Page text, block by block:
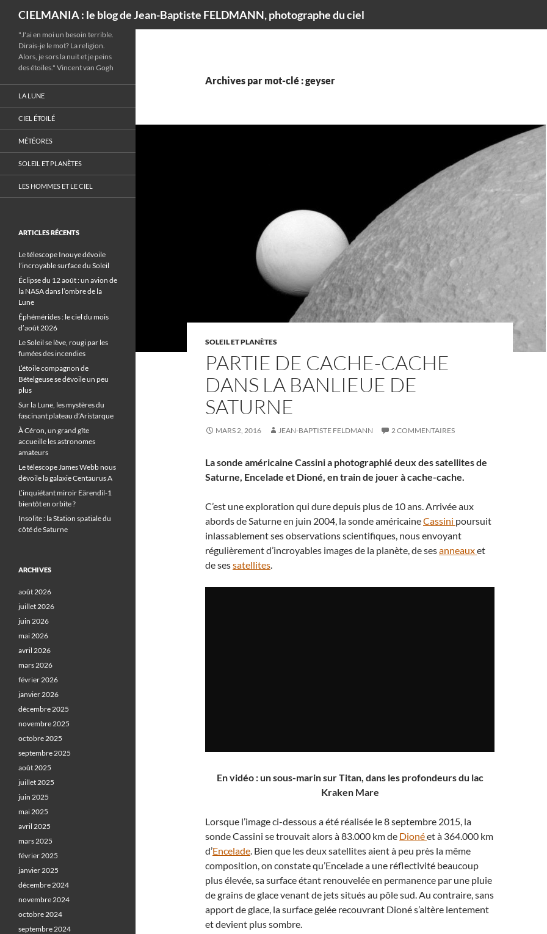
CIELMANIA : le blog de Jean-Baptiste FELDMANN, photographe du ciel
Archives par mot-clé : geyser
SOLEIL ET PLANÈTES
PARTIE DE CACHE-CACHE
DANS LA BANLIEUE DE
SATURNE
MARS 2, 2016 JEAN-BAPTISTE FELDMANN 2 COMMENTAIRES
La sonde américaine Cassini a photographié deux des satellites de
Saturne, Encelade et Dioné, en train de jouer à cache-cache.
C’est une exploration qui dure depuis plus de 10 ans. Arrivée aux
abords de Saturne en juin 2004, la sonde américaineCassini poursuit
inlassablement ses observations scientifiques, nous envoyant
régulièrement d’incroyables images de la planète, de sesanneauxet
de sessatellites.
En vidéo : un sous-marin sur Titan, dans les profondeurs du lac
Kraken Mare
Lorsque l’image ci-dessous a été réalisée le 8 septembre 2015, la
sonde Cassini se trouvait alors à 83.000 km de Dionéet à 364.000 km
d’Encelade. Bien que les deux satellites aient à peu près la même
composition, on constate qu’Encelade a une réflectivité beaucoup
plus élevée, sa surface étant renouvelée en permanence par une pluie
de grains de glace venant de jets situés au pôle sud. Au contraire, sans
apport de glace, la surface gelée recouvrant Dioné s’altère lentement
et devient plus sombre.
"J'ai en moi un besoin terrible.
Dirais-je le mot? La religion.
Alors, je sors la nuit et je peins
des étoiles." Vincent van Gogh
LA LUNE
CIEL ÉTOILÉ
MÉTÉORES
SOLEIL ET PLANÈTES
LES HOMMES ET LE CIEL
ARTICLES RÉCENTS
Le télescope Inouye dévoile
l’incroyable surface du Soleil
Éclipse du 12 août : un avion de
la NASA dans l’ombre de la
Lune
Éphémérides : le ciel du mois
d’août 2026
Le Soleil se lève, rougi par les
fumées des incendies
L’étoile compagnon de
Bételgeuse se dévoile un peu
plus
Sur la Lune, les mystères du
fascinant plateau d’Aristarque
À Céron, un grand gîte
accueille les astronomes
amateurs
Le télescope James Webb nous
dévoile la galaxie Centaurus A
L’inquiétant miroir Eärendil-1
bientôt en orbite ?
Insolite : la Station spatiale du
côté de Saturne
ARCHIVES
août 2026
juillet 2026
juin 2026
mai 2026
avril 2026
mars 2026
février 2026
janvier 2026
décembre 2025
novembre 2025
octobre 2025
septembre 2025
août 2025
juillet 2025
juin 2025
mai 2025
avril 2025
mars 2025
février 2025
janvier 2025
décembre 2024
novembre 2024
octobre 2024
septembre 2024